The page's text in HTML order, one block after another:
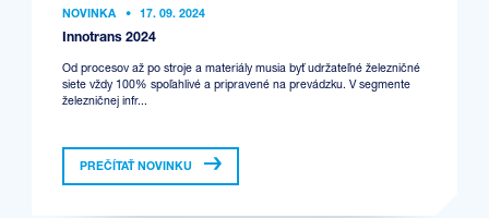
NOVINKA • 17. 09. 2024
Innotrans 2024
Od procesov až po stroje a materiály musia byť udržateľné železničné
siete vždy 100% spoľahlivé a pripravené na prevádzku. V segmente
železničnej infr...
PREČÍTAŤ NOVINKU